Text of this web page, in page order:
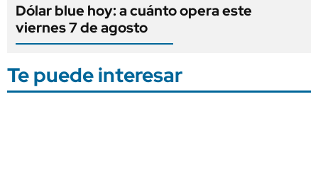
Dólar blue hoy: a cuánto opera este
viernes 7 de agosto
Te puede interesar